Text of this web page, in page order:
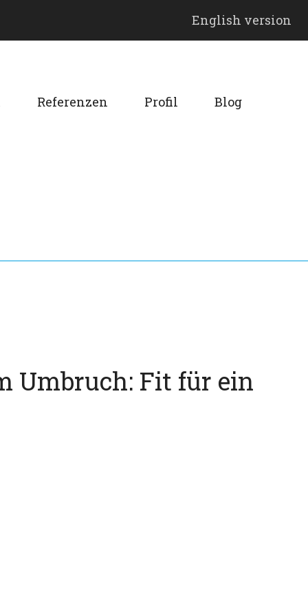
English version
Referenzen Profil Blog
Umbruch: Fit für ein